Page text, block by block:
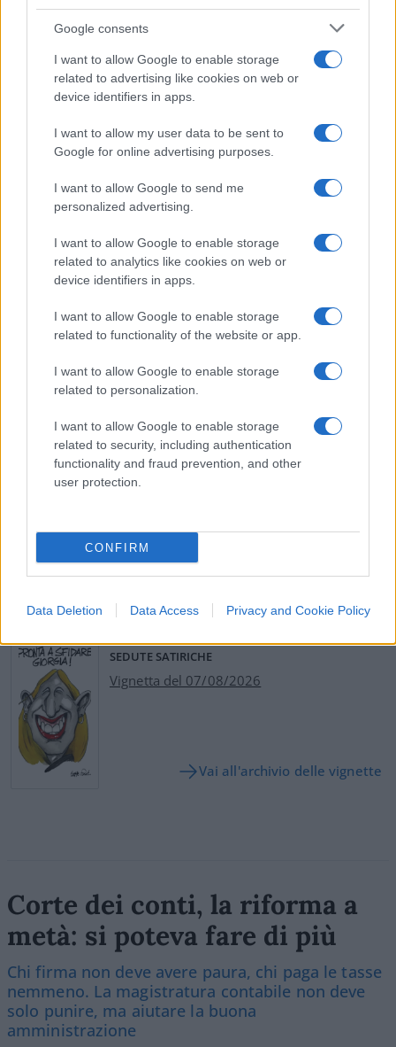
Google consents
I want to allow Google to enable storage
related to advertising like cookies on web or
device identifiers in apps.
I want to allow my user data to be sent to
Google for online advertising purposes.
I want to allow Google to send me
personalized advertising.
I want to allow Google to enable storage
related to analytics like cookies on web or
device identifiers in apps.
I want to allow Google to enable storage
related to functionality of the website or app.
I want to allow Google to enable storage
related to personalization.
I want to allow Google to enable storage
related to security, including authentication
functionality and fraud prevention, and other
user protection.
CONFIRM
Data Deletion Data Access Privacy and Cookie Policy
e colpi bassi. È stato addirittura istituito
l’ennesimo tavolo composto dal sottosegretario
Riccardo Fraccaro,Antonio Rizzo, definito il
Cencellipentastellato e collaboratore dello stesso
Alberto Losacco
Rosato, per Italia Viva, che raggiunge le riunioni
in monopattino elettrico. Per notti intere si sono
scannati a vuoto sotto lo sguardo impotente del
sottosegretarioStefano Buffagni
vuoto che, avendo tutte le società in questione
approvato il bilancio 2019 ed essendo trascorsi
ormai i 45 giorni prescritti dalla legge per
adottare un decreto ad hoc per eliminare questo
termine, altrimenti la gestione passerà ai collegi
sindacali come è già successo per Invitalia.
#GIUSEPPE CONTE
#GOVERNO GIALLOROSSO
#NOMINE
#RAI STORIA
Pagina
SEDUTE SATIRICHE
Vignetta del 07/08/2026
Vai all'archivio delle vignette
Corte dei conti, la riforma a
metà: si poteva fare di più
Chi firma non deve avere paura, chi paga le tasse
nemmeno. La magistratura contabile non deve
solo punire, ma aiutare la buona
amministrazione